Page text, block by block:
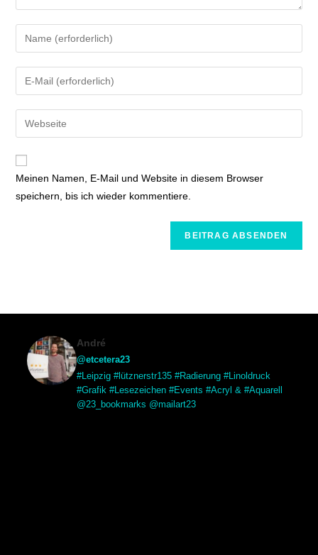
Meinen Namen, E-Mail und Website in diesem Browser
speichern, bis ich wieder kommentiere.
André
@etcetera23
#Leipzig #lütznerstr135 #Radierung #Linoldruck
#Grafik #Lesezeichen #Events #Acryl & #Aquarell
@23_bookmarks @mailart23